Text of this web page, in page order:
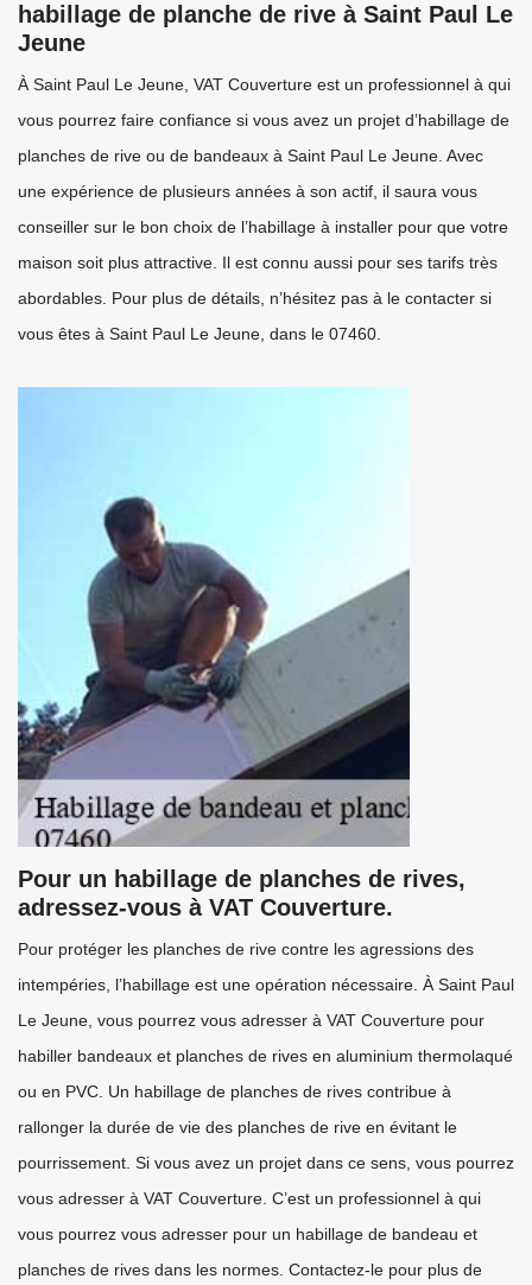
habillage de planche de rive à Saint Paul Le
Jeune
À Saint Paul Le Jeune, VAT Couverture est un professionnel à qui
vous pourrez faire confiance si vous avez un projet d’habillage de
planches de rive ou de bandeaux à Saint Paul Le Jeune. Avec
une expérience de plusieurs années à son actif, il saura vous
conseiller sur le bon choix de l’habillage à installer pour que votre
maison soit plus attractive. Il est connu aussi pour ses tarifs très
abordables. Pour plus de détails, n’hésitez pas à le contacter si
vous êtes à Saint Paul Le Jeune, dans le 07460.
Pour un habillage de planches de rives,
adressez-vous à VAT Couverture.
Pour protéger les planches de rive contre les agressions des
intempéries, l’habillage est une opération nécessaire. À Saint Paul
Le Jeune, vous pourrez vous adresser à VAT Couverture pour
habiller bandeaux et planches de rives en aluminium thermolaqué
ou en PVC. Un habillage de planches de rives contribue à
rallonger la durée de vie des planches de rive en évitant le
pourrissement. Si vous avez un projet dans ce sens, vous pourrez
vous adresser à VAT Couverture. C’est un professionnel à qui
vous pourrez vous adresser pour un habillage de bandeau et
planches de rives dans les normes. Contactez-le pour plus de